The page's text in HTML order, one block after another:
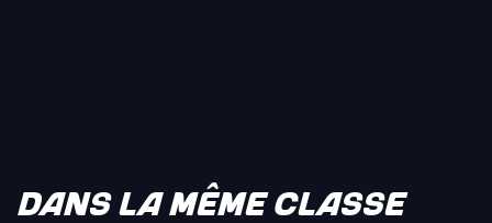
DANS LA MÊME CLASSE